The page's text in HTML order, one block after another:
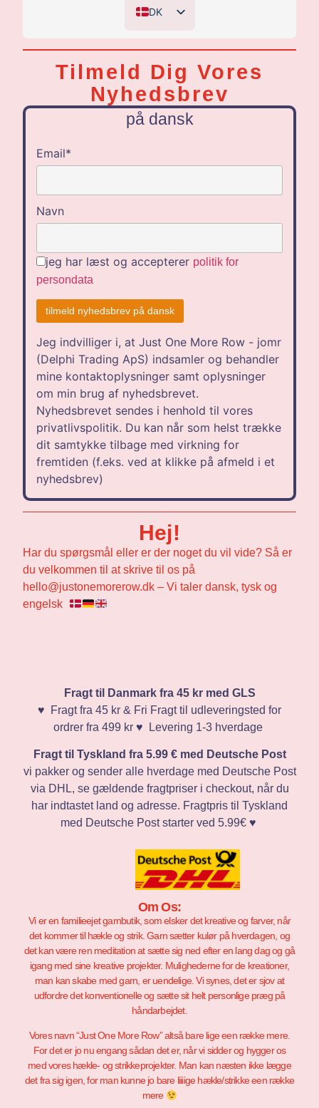
DK
NL
Tilmeld Dig Vores
Nyhedsbrev
på dansk
Email*
Navn
jeg har læst og accepterer politik for
persondata
Jeg indvilliger i, at Just One More Row - jomr
(Delphi Trading ApS) indsamler og behandler
mine kontaktoplysninger samt oplysninger
om min brug af nyhedsbrevet.
Nyhedsbrevet sendes i henhold til vores
privatlivspolitik. Du kan når som helst trække
dit samtykke tilbage med virkning for
fremtiden (f.eks. ved at klikke på afmeld i et
nyhedsbrev)
Hej!
Har du spørgsmål eller er der noget du vil vide? Så er
du velkommen til at skrive til os på
hello@justonemorerow.dk – Vi taler dansk, tysk og
engelsk
Fragt til Danmark fra 45 kr med GLS
♥️ Fragt fra 45 kr & Fri Fragt til udleveringsted for
ordrer fra 499 kr ♥️ Levering 1-3 hverdage
Fragt til Tyskland fra 5.99 € med Deutsche Post
vi pakker og sender alle hverdage med Deutsche Post
via DHL, se gældende fragtpriser i checkout, når du
har indtastet land og adresse. Fragtpris til Tyskland
med Deutsche Post starter ved 5.99€ ♥️
Om Os:
Vi er en familieejet garnbutik, som elsker det kreative og farver, når
det kommer til hækle og strik. Garn sætter kulør på hverdagen, og
det kan være ren meditation at sætte sig ned efter en lang dag og gå
igang med sine kreative projekter. Mulighederne for de kreationer,
man kan skabe med garn, er uendelige. Vi synes, det er sjov at
udfordre det konventionelle og sætte sit helt personlige præg på
håndarbejdet.
Vores navn “Just One More Row” altså bare lige een række mere.
For det er jo nu engang sådan det er, når vi sidder og hygger os
med vores hækle- og strikkeprojekter. Man kan næsten ikke lægge
det fra sig igen, for man kunne jo bare liiiige hækle/strikke een række
mere